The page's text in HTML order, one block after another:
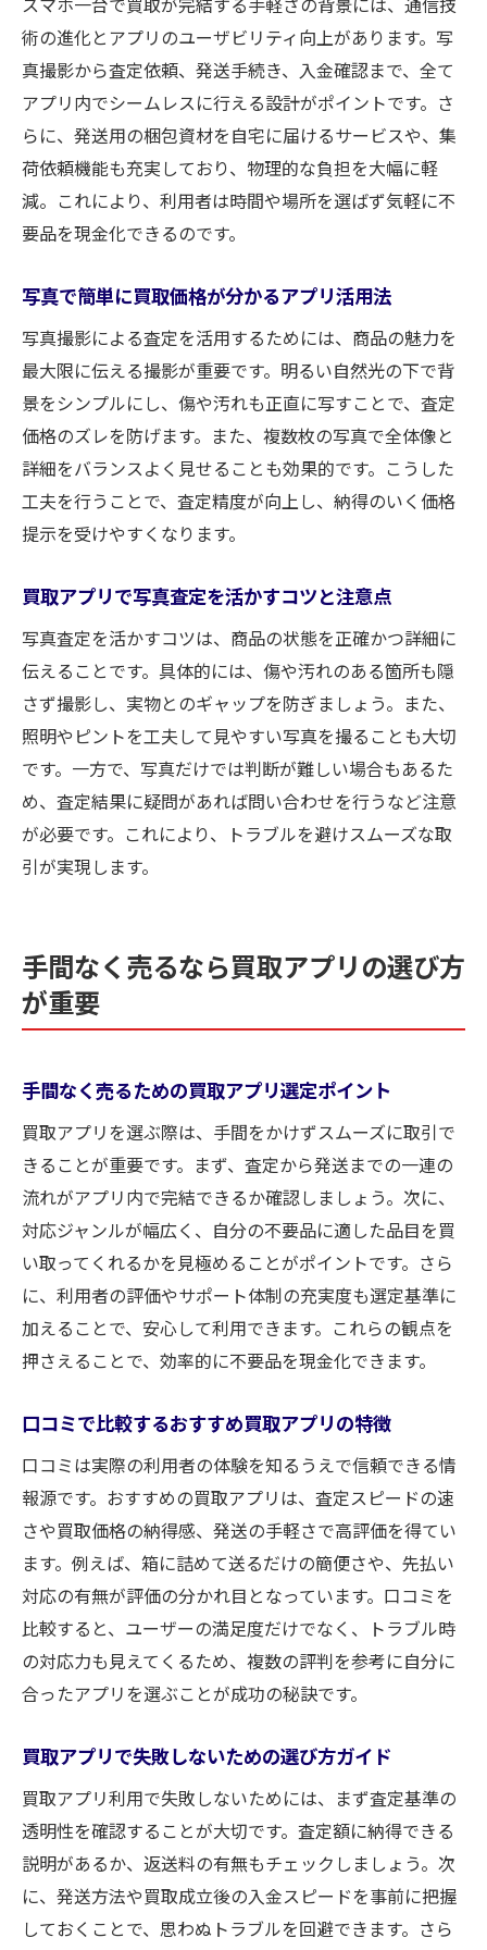
術の進化とアプリのユーザビリティ向上があります。写
真撮影から査定依頼、発送手続き、入金確認まで、全て
アプリ内でシームレスに行える設計がポイントです。さ
らに、発送用の梱包資材を自宅に届けるサービスや、集
荷依頼機能も充実しており、物理的な負担を大幅に軽
減。これにより、利用者は時間や場所を選ばず気軽に不
要品を現金化できるのです。
写真で簡単に買取価格が分かるアプリ活用法
写真撮影による査定を活用するためには、商品の魅力を
最大限に伝える撮影が重要です。明るい自然光の下で背
景をシンプルにし、傷や汚れも正直に写すことで、査定
価格のズレを防げます。また、複数枚の写真で全体像と
詳細をバランスよく見せることも効果的です。こうした
工夫を行うことで、査定精度が向上し、納得のいく価格
提示を受けやすくなります。
買取アプリで写真査定を活かすコツと注意点
写真査定を活かすコツは、商品の状態を正確かつ詳細に
伝えることです。具体的には、傷や汚れのある箇所も隠
さず撮影し、実物とのギャップを防ぎましょう。また、
照明やピントを工夫して見やすい写真を撮ることも大切
です。一方で、写真だけでは判断が難しい場合もあるた
め、査定結果に疑問があれば問い合わせを行うなど注意
が必要です。これにより、トラブルを避けスムーズな取
引が実現します。
手間なく売るなら買取アプリの選び方
が重要
手間なく売るための買取アプリ選定ポイント
買取アプリを選ぶ際は、手間をかけずスムーズに取引で
きることが重要です。まず、査定から発送までの一連の
流れがアプリ内で完結できるか確認しましょう。次に、
対応ジャンルが幅広く、自分の不要品に適した品目を買
い取ってくれるかを見極めることがポイントです。さら
に、利用者の評価やサポート体制の充実度も選定基準に
加えることで、安心して利用できます。これらの観点を
押さえることで、効率的に不要品を現金化できます。
口コミで比較するおすすめ買取アプリの特徴
口コミは実際の利用者の体験を知るうえで信頼できる情
報源です。おすすめの買取アプリは、査定スピードの速
さや買取価格の納得感、発送の手軽さで高評価を得てい
ます。例えば、箱に詰めて送るだけの簡便さや、先払い
対応の有無が評価の分かれ目となっています。口コミを
比較すると、ユーザーの満足度だけでなく、トラブル時
の対応力も見えてくるため、複数の評判を参考に自分に
合ったアプリを選ぶことが成功の秘訣です。
買取アプリで失敗しないための選び方ガイド
買取アプリ利用で失敗しないためには、まず査定基準の
透明性を確認することが大切です。査定額に納得できる
説明があるか、返送料の有無もチェックしましょう。次
に、発送方法や買取成立後の入金スピードを事前に把握
しておくことで、思わぬトラブルを回避できます。さら